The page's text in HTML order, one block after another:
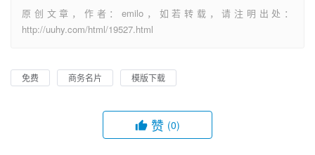
原创文章，作者：emilo，如若转载，请注明出处：
http://uuhy.com/html/19527.html
免费 商务名片 模版下载
赞 (0)